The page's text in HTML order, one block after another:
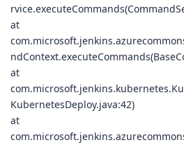
at
at
KubernetesDeploy.java:42)
at